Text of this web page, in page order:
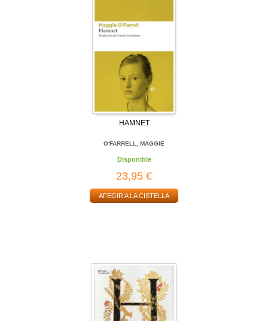
HAMNET
O'FARRELL, MAGGIE
Disponible
23,95 €
AFEGIR A LA CISTELLA